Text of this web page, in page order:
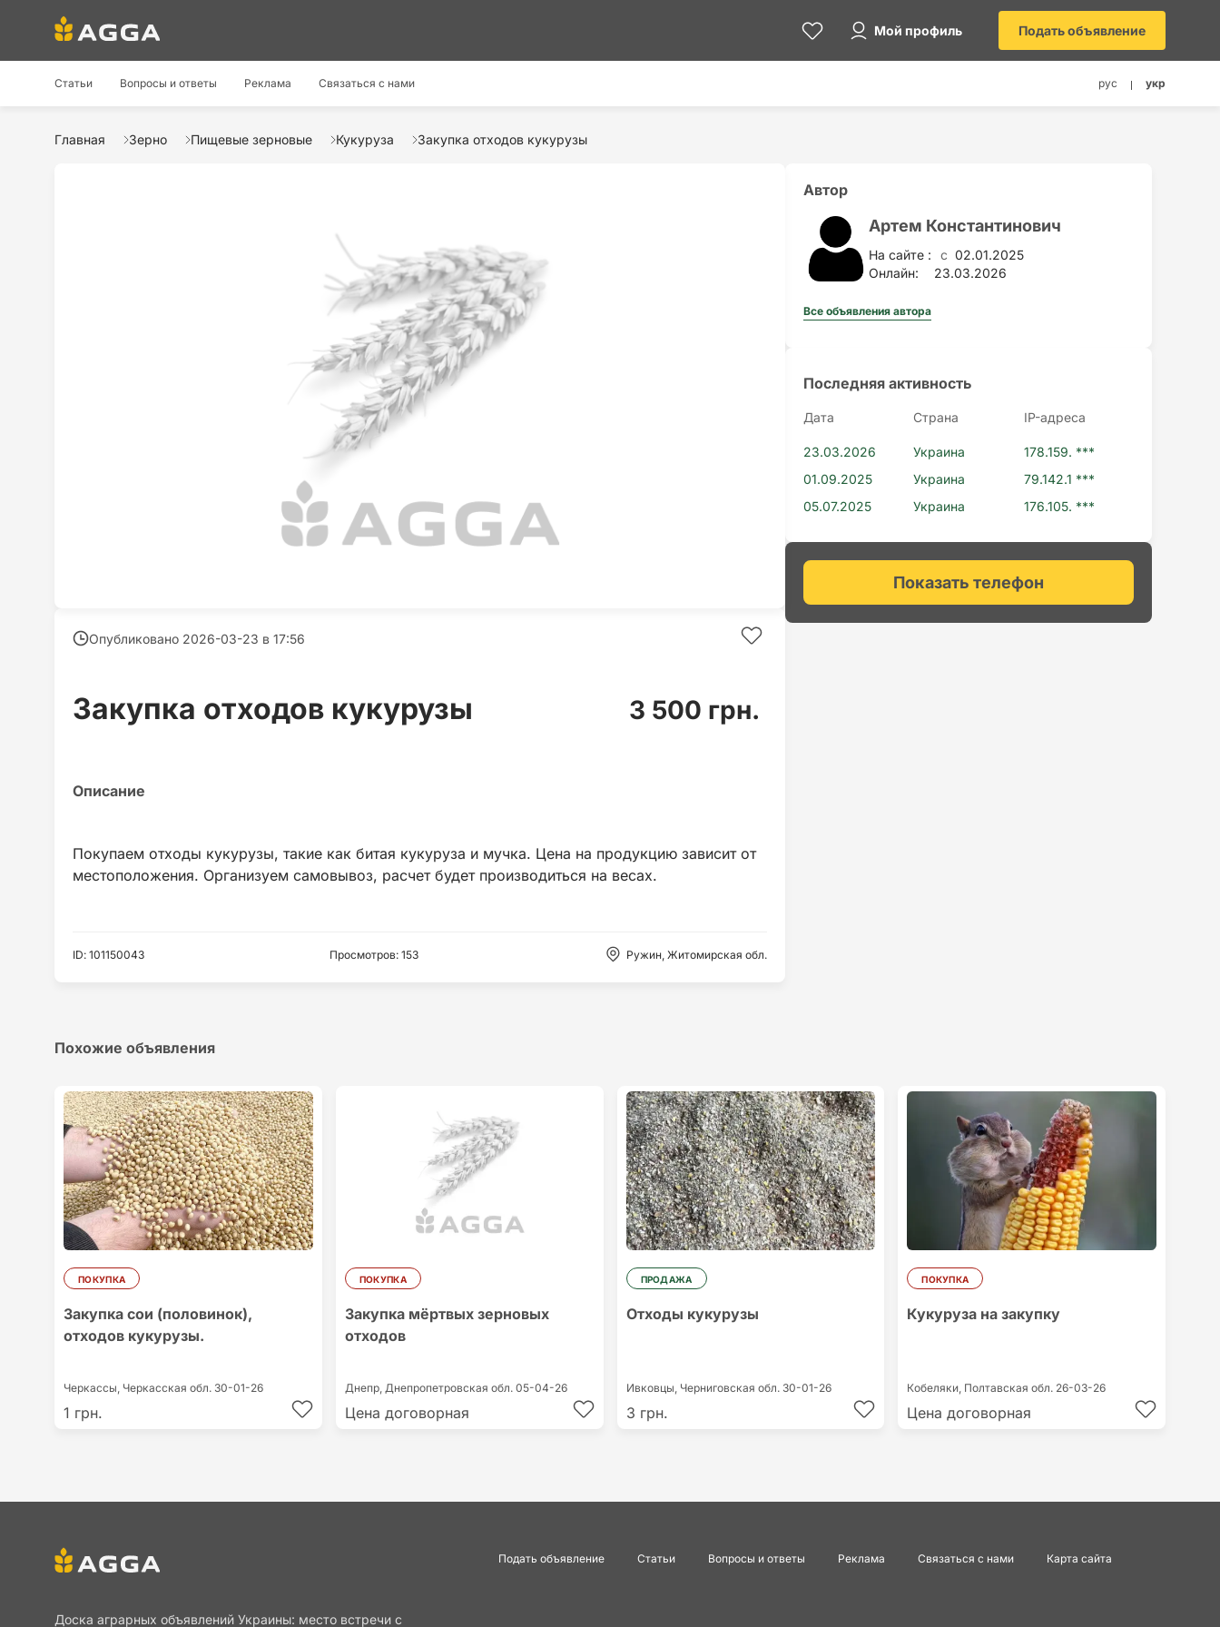
Мой профиль Подать объявление
Статьи Вопросы и ответы Реклама Связаться с нами рус укр
Главная Зерно Пищевые зерновые Кукуруза Закупка отходов кукурузы
Опубликовано 2026-03-23 в 17:56
Закупка отходов кукурузы 3 500 грн.
Покупаем отходы кукурузы, такие как битая кукуруза и мучка. Цена на продукцию зависит от
ID: 101150043 Просмотров: 153 Ружин, Житомирская обл.
Автор
Артем Константинович
На сайте : c 02.01.2025
Онлайн:
23.03.2026
Все объявления автора
Последняя активность
Дата Страна IP-адресa
23.03.2026 Украина
178.159. ***
01.09.2025
Украина
79.142.1 ***
05.07.2025
Украина 176.105. ***
Показать телефон
Похожие объявления
ПОКУПКА
Закупка сои (половинок),
отходов кукурузы.
Черкассы, Черкасская обл. 30-01-26
1 грн.
ПОКУПКА
Закупка мёртвых зерновых
отходов
Днепр, Днепропетровская обл. 05-04-26
Цена договорная
ПРОДАЖА
Отходы кукурузы
Ивковцы, Черниговская обл. 30-01-26
3 грн.
ПОКУПКА
Кукуруза на закупку
Кобеляки, Полтавская обл. 26-03-26
Цена договорная
Доска аграрных объявлений Украины: место встречи с
Подать объявление Статьи Вопросы и ответы Реклама Связаться с нами Карта сайта